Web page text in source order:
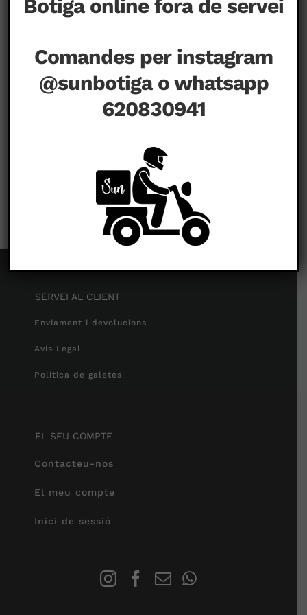
SERVEI AL CLIENT
Enviament i devolucions
Avís Legal
Política de galetes
EL SEU COMPTE
Contacteu-nos
El meu compte
Inici de sessió
Botiga online fora de servei
Comandes per instagram
@sunbotiga o whatsapp
620830941